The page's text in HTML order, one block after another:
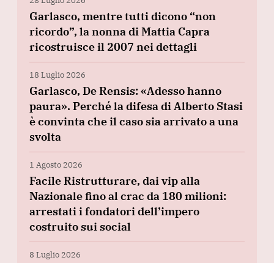
Garlasco, mentre tutti dicono “non
ricordo”, la nonna di Mattia Capra
ricostruisce il 2007 nei dettagli
18 Luglio 2026
Garlasco, De Rensis: «Adesso hanno
paura». Perché la difesa di Alberto Stasi
è convinta che il caso sia arrivato a una
svolta
1 Agosto 2026
Facile Ristrutturare, dai vip alla
Nazionale fino al crac da 180 milioni:
arrestati i fondatori dell’impero
costruito sui social
8 Luglio 2026